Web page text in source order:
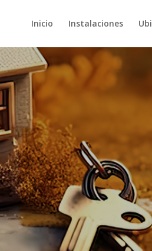
Inicio Instalaciones